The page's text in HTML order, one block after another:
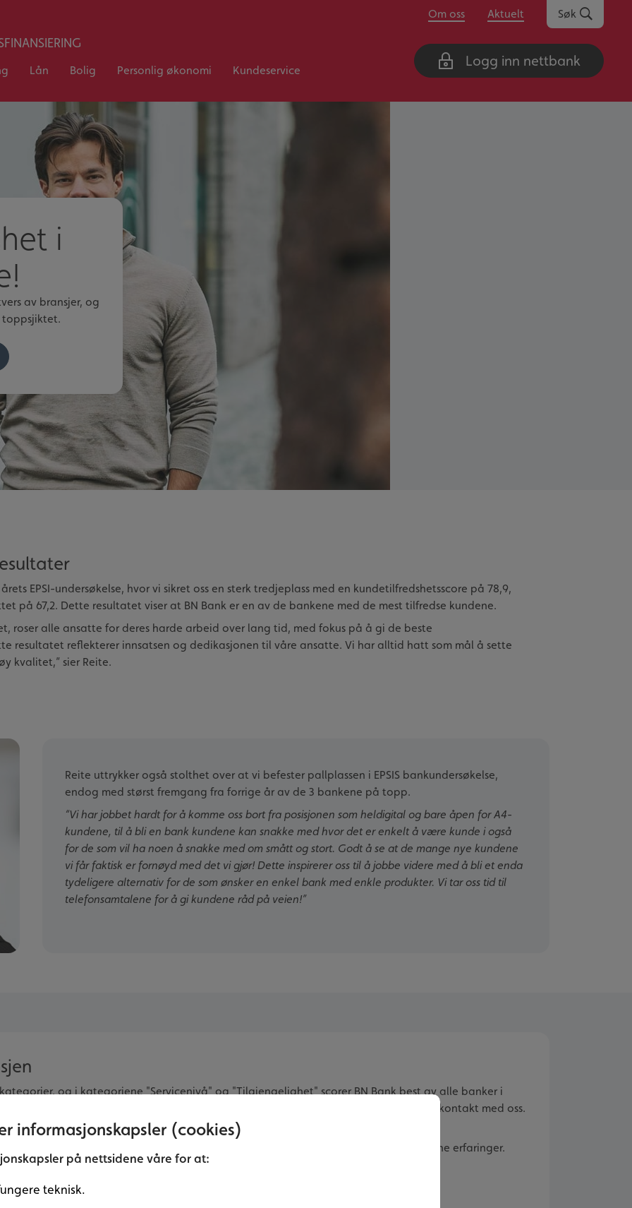
informasjonskapsler (cookies)
på nettsidene våre for at:
teknisk.
Om oss Aktuelt Søk
Lån Bolig Personlig økonomi Kundeservice
Logg inn nettbank
i
av bransjer, og
toppsjiktet.
EPSI-undersøkelse, hvor vi sikret oss en sterk tredjeplass med en kundetilfredshetsscore på 78,9,
på 67,2. Dette resultatet viser at BN Bank er en av de bankene med de mest tilfredse kundene.
roser alle ansatte for deres harde arbeid over lang tid, med fokus på å gi de beste
resultatet reflekterer innsatsen og dedikasjonen til våre ansatte. Vi har alltid hatt som mål å sette
kvalitet,” sier Reite.
Reite uttrykker også stolthet over at vi befester pallplassen i EPSIS bankundersøkelse,
endog med størst fremgang fra forrige år av de 3 bankene på topp.
“Vi har jobbet hardt for å komme oss bort fra posisjonen som heldigital og bare åpen for A4-
kundene, til å bli en bank kundene kan snakke med hvor det er enkelt å være kunde i også
for de som vil ha noen å snakke med om smått og stort. Godt å se at de mange nye kundene
vi får faktisk er fornøyd med det vi gjør! Dette inspirerer oss til å jobbe videre med å bli et enda
tydeligere alternativ for de som ønsker en enkel bank med enkle produkter. Vi tar oss tid til
telefonsamtalene for å gi kundene råd på veien!”
og i kategoriene "Servicenivå" og "Tilgjengelighet" scorer BN Bank best av alle banker i
hjelpen den fikk, og sist men ikke minst, hvor enkelt det er å komme i kontakt med oss.
fornøyde med arbeidet vi legger ned.
Vi er stolte over anerkjennelsen og takknemlige for alle kundene som har delt sine erfaringer.
å være en bank som er lett å nå, og som alltid stiller opp når du trenger oss.